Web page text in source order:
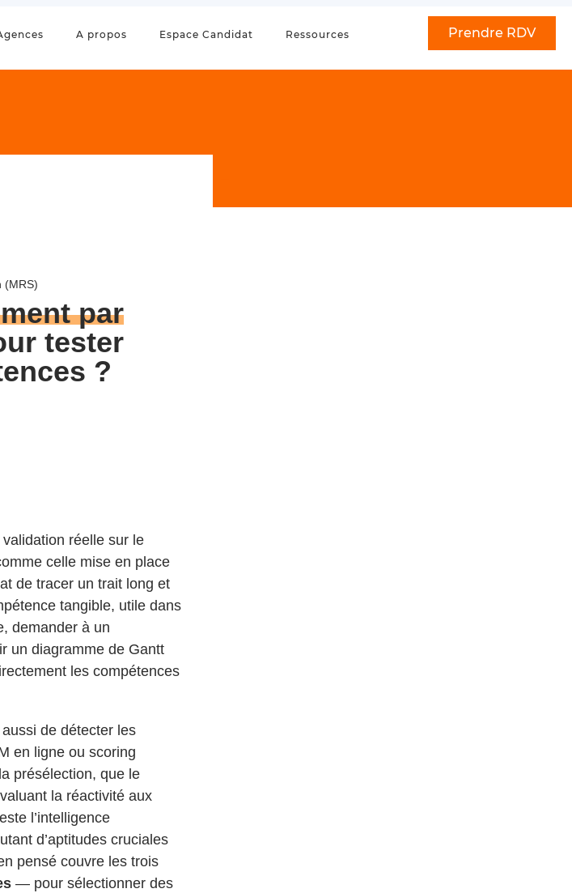
Prendre RDV
A propos Espace Candidat Ressources
(MRS)
par
tester
?
réelle sur le
celle mise en place
de tracer un trait long et
tangible, utile dans
demander à un
un diagramme de Gantt
les compétences
de détecter les
en ligne ou scoring
présélection, que le
la réactivité aux
l’intelligence
d’aptitudes cruciales
pensé couvre les trois
— pour sélectionner des